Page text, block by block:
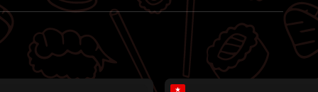
40 zł.37 zł.
★